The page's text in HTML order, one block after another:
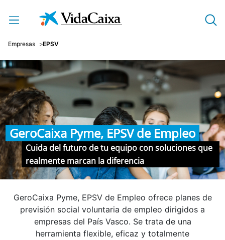
Saltar al contenido principal
Empresas EPSV
GeroCaixa Pyme, EPSV de Empleo
Cuida del futuro de tu equipo con soluciones que
realmente marcan la diferencia
GeroCaixa Pyme, EPSV de Empleo ofrece planes de
previsión social voluntaria de empleo dirigidos a
empresas del País Vasco. Se trata de una
herramienta flexible, eficaz y totalmente